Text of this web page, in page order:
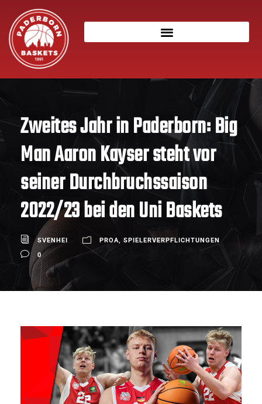
Zweites Jahr in Paderborn: Big
Man Aaron Kayser steht vor
seiner Durchbruchssaison
2022/23 bei den Uni Baskets
SVENHEI PROA, SPIELERVERPFLICHTUNGEN
0